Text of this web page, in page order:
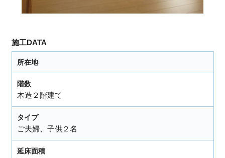
施工DATA
所在地
階数
木造２階建て
タイプ
ご夫婦、子供２名
延床面積